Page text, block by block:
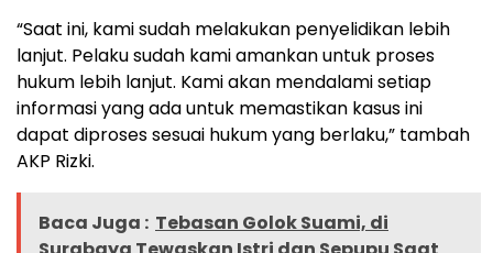
“Saat ini, kami sudah melakukan penyelidikan lebih
lanjut. Pelaku sudah kami amankan untuk proses
hukum lebih lanjut. Kami akan mendalami setiap
informasi yang ada untuk memastikan kasus ini
dapat diproses sesuai hukum yang berlaku,” tambah
AKP Rizki.
Baca Juga : Tebasan Golok Suami, di